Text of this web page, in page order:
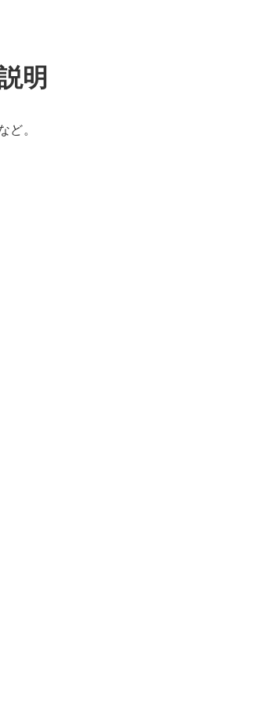
明
ど。